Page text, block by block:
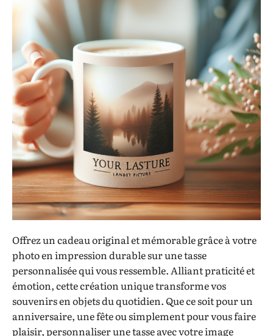
Offrez un cadeau original et mémorable grâce à votre
photo en impression durable sur une tasse
personnalisée qui vous ressemble. Alliant praticité et
émotion, cette création unique transforme vos
souvenirs en objets du quotidien. Que ce soit pour un
anniversaire, une fête ou simplement pour vous faire
plaisir, personnaliser une tasse avec votre image